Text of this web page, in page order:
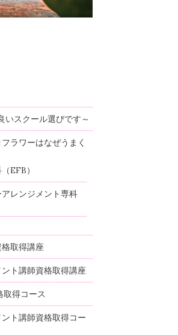
いスクール選びです～
ラワーはなぜうまく
EFB）
レンジメント専科
格取得講座
ント講師資格取得講座
取得コース
ント講師資格取得コー